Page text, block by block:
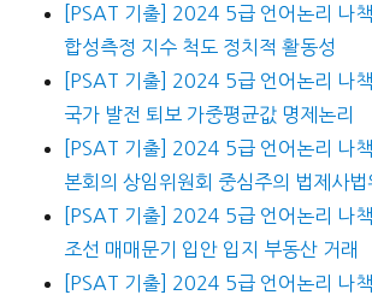
[PSAT 기출] 2024 5급 언어논리 나
합성측정 지수 척도 정치적 활동성
[PSAT 기출] 2024 5급 언어논리 나
국가 발전 퇴보 가중평균값 명제논리
[PSAT 기출] 2024 5급 언어논리 나
본회의 상임위원회 중심주의 법제사법
[PSAT 기출] 2024 5급 언어논리 나
조선 매매문기 입안 입지 부동산 거래
[PSAT 기출] 2024 5급 언어논리 나